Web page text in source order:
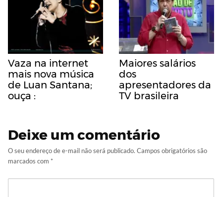
Vaza na internet
mais nova música
de Luan Santana;
ouça :
Maiores salários
dos
apresentadores da
TV brasileira
Deixe um comentário
O seu endereço de e-mail não será publicado. Campos obrigatórios são
marcados com *